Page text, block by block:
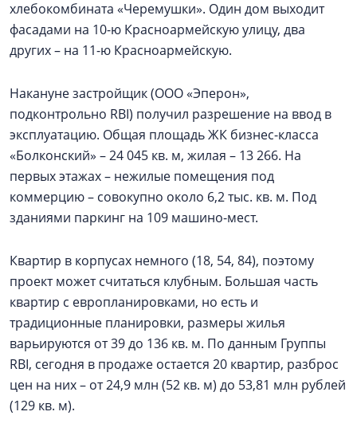
хлебокомбината «Черемушки». Один дом выходит
фасадами на 10-ю Красноармейскую улицу, два
других – на 11-ю Красноармейскую.
Накануне застройщик (ООО «Эперон»,
подконтрольно RBI) получил разрешение на ввод в
эксплуатацию. Общая площадь ЖК бизнес-класса
«Болконский» – 24 045 кв. м, жилая – 13 266. На
первых этажах – нежилые помещения под
коммерцию – совокупно около 6,2 тыс. кв. м. Под
зданиями паркинг на 109 машино-мест.
Квартир в корпусах немного (18, 54, 84), поэтому
проект может считаться клубным. Большая часть
квартир с европланировками, но есть и
традиционные планировки, размеры жилья
варьируются от 39 до 136 кв. м. По данным Группы
RBI, сегодня в продаже остается 20 квартир, разброс
цен на них – от 24,9 млн (52 кв. м) до 53,81 млн рублей
(129 кв. м).